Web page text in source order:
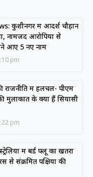
कुशीनगर में आदर्श चौहान
नामजद आरोपियों से
आए 5 नए नाम
pm
राजनीति में हलचल- पीएम
मुलाकात के क्या हैं सियासी
pm
में बर्ड फ्लू का खतरा
से संक्रमित पक्षियों की